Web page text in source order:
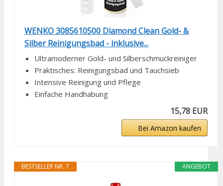
WENKO 3085610500 Diamond Clean Gold- &
Silber Reinigungsbad - inklusive...
Ultramoderner Gold- und Silberschmuckreiniger
Praktisches: Reinigungsbad und Tauchsieb
Intensive Reinigung und Pflege
Einfache Handhabung
15,78 EUR
Bei Amazon kaufen
ANGEBOT
BESTSELLER NR. 7